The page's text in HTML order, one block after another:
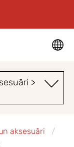
>
aksesuāri